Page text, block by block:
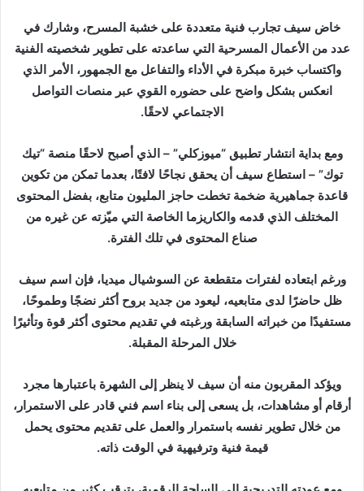
خاض سيف تجارب فنية متعددة على خشبة المسرح، وشارك في
عدد من الأعمال المسرحية التي ساعدته على تطوير شخصيته الفنية
واكتساب خبرة مبكرة في الأداء والتفاعل مع الجمهور، الأمر الذي
انعكس بشكل واضح على حضوره القوي عبر منصات التواصل
الاجتماعي لاحقًا.
ومع بداية انتشار تطبيق “ميوزكلي” – الذي أصبح لاحقًا منصة “تيك
توك” – استطاع سيف أن يحقق نجاحًا لافتًا، بعدما تمكن من تكوين
قاعدة جماهيرية ضخمة تخطت حاجز المليون متابع، بفضل المحتوى
المختلف الذي قدمه والكاريزما الخاصة التي ميّزته عن غيره من
صناع المحتوى في تلك الفترة.
ورغم ابتعاده لفترات متقطعة عن السوشيال ميديا، فإن اسم سيف
ظل حاضرًا لدى متابعيه، ليعود من جديد بروح أكثر نضجًا وطموحًا،
مستفيدًا من خبراته السابقة ورغبته في تقديم محتوى أكثر قوة وتأثيرًا
خلال المرحلة المقبلة.
ويؤكد المقربون منه أن سيف لا ينظر إلى الشهرة باعتبارها مجرد
أرقام أو مشاهدات، بل يسعى إلى بناء اسم فني قادر على الاستمرار،
من خلال تطوير نفسه باستمرار والعمل على تقديم محتوى يحمل
قيمة فنية وترفيهية في الوقت ذاته.